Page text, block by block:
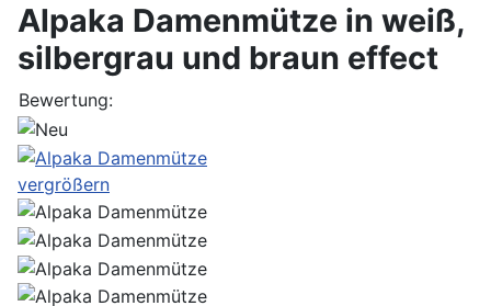
Alpaka Damenmütze in weiß,
silbergrau und braun effect
Bewertung:
vergrößern